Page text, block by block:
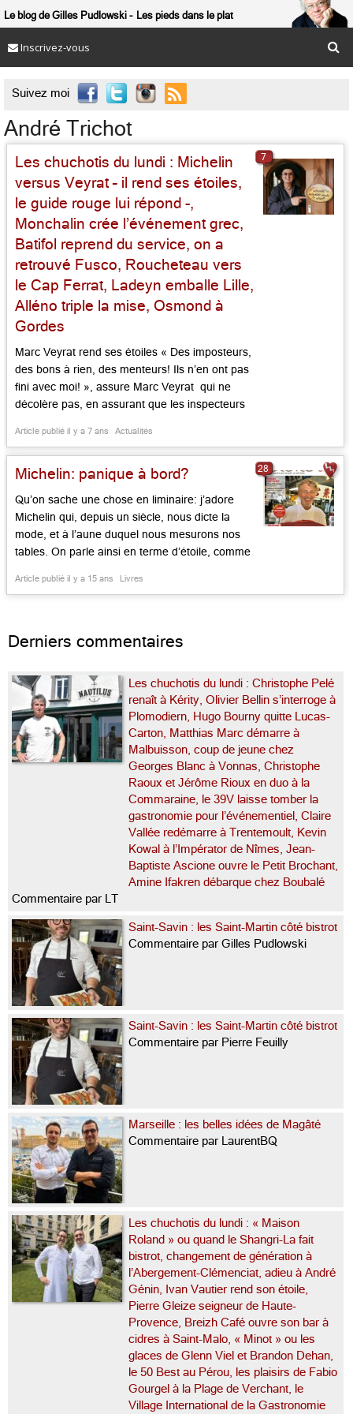
Le blog de Gilles Pudlowski Les pieds dans le plat
Inscrivez-vous
Suivez moi 
André Trichot
Les chuchotis du lundi : Michelin
versus Veyrat – il rend ses étoiles,
le guide rouge lui répond -,
Monchalin crée l’événement grec,
Batifol reprend du service, on a
retrouvé Fusco, Roucheteau vers
le Cap Ferrat, Ladeyn emballe Lille,
Alléno triple la mise, Osmond à
Gordes
Marc Veyrat rend ses étoiles « Des imposteurs,
des bons à rien, des menteurs! Ils n’en ont pas
fini avec moi! », assure Marc Veyrat qui ne
décolère pas, en assurant que les inspecteurs
reblochon avec du cheddar sont des
« incapables« . Et que, par là, ils insultent les
[…]...
Article publié il y a 7 ans Actualités
7
Michelin: panique à bord?
Qu’on sache une chose en liminaire: j’adore
Michelin qui, depuis un siècle, nous dicte la
mode, et à l’aune duquel nous mesurons nos
tables. On parle ainsi en terme d’étoile, comme
température en degrés Celsius. J’apprécie aussi
Article publié il y a 15 ans Livres
28
Derniers commentaires
Les chuchotis du lundi : Christophe Pelé
renaît à Kérity, Olivier Bellin s’interroge à
Plomodiern, Hugo Bourny quitte Lucas-
Carton, Matthias Marc démarre à
Malbuisson, coup de jeune chez
Georges Blanc à Vonnas, Christophe
Raoux et Jérôme Rioux en duo à la
Commaraine, le 39V laisse tomber la
gastronomie pour l’événementiel, Claire
Vallée redémarre à Trentemoult, Kevin
Kowal à l’Impérator de Nîmes, Jean-
Baptiste Ascione ouvre le Petit Brochant,
Amine Ifakren débarque chez Boubalé
Commentaire par LT
Saint-Savin : les Saint-Martin côté bistrot
Commentaire par Gilles Pudlowski
Saint-Savin : les Saint-Martin côté bistrot
Commentaire par Pierre Feuilly
Marseille : les belles idées de Magâté
Commentaire par LaurentBQ
Les chuchotis du lundi : « Maison
Roland » ou quand le Shangri-La fait
bistrot, changement de génération à
l’Abergement-Clémenciat, adieu à André
Génin, Ivan Vautier rend son étoile,
Pierre Gleize seigneur de Haute-
Provence, Breizh Café ouvre son bar à
cidres à Saint-Malo, « Minot » ou les
glaces de Glenn Viel et Brandon Dehan,
le 50 Best au Pérou, les plaisirs de Fabio
Gourgel à la Plage de Verchant, le
Village International de la Gastronomie